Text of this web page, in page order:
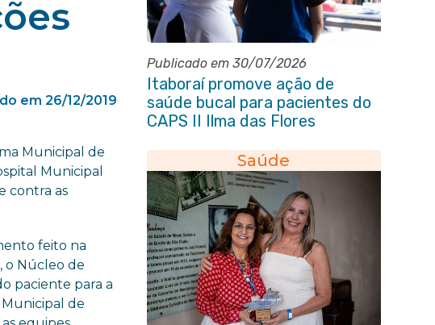
em 26/12/2019
Municipal de
Municipal
contra as
feito na
o Núcleo de
paciente para a
de
Publicado em 30/07/2026
Itaboraí promove ação de
saúde bucal para pacientes do
CAPS II Ilma das Flores
Saúde